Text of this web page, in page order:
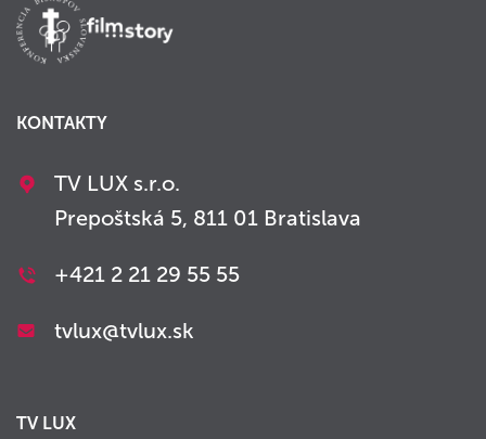
KONTAKTY
TV LUX s.r.o.
Prepoštská 5, 811 01 Bratislava
+421 2 21 29 55 55
tvlux@tvlux.sk
TV LUX